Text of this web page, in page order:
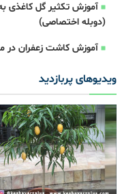
آموزش تکثیر گل کاغذی
(دوبله اختصاصی)
آموزش کاشت زعفران در
ویدیوهای پربازدید